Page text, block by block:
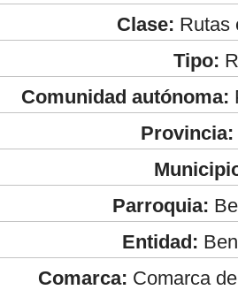
Clase: Rutas
Tipo:
Comunidad autónoma:
Provincia:
Parroquia:
Entidad:
Comarca: Comarca